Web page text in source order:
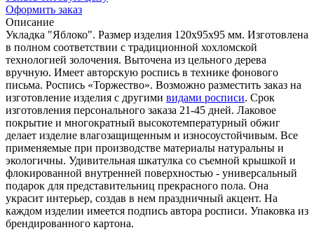
Оформить заказ
Описание
Укладка "Яблоко". Размер изделия 120х95х95 мм. Изготовлена
в полном соответствии с традиционной хохломской
технологией золочения. Выточена из цельного дерева
вручную. Имеет авторскую роспись в технике фонового
письма. Роспись «Торжество». Возможно разместить заказ на
изготовление изделия с другими видами росписи. Срок
изготовления персонального заказа 21-45 дней. Лаковое
покрытие и многократный высокотемпературный обжиг
делает изделие влагозащищенным и износоустойчивым. Все
применяемые при производстве материалы натуральны и
экологичны. Удивительная шкатулка со съемной крышкой и
флокированной внутренней поверхностью - универсальный
подарок для представительниц прекрасного пола. Она
украсит интерьер, создав в нем праздничный акцент. На
каждом изделии имеется подпись автора росписи. Упаковка из
брендированного картона.